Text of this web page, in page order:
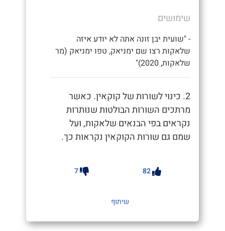
שימושים
- "שועית יבן זונה אתה לא יודע איזה
שלאקות רצו שם ימניאק, טפו ימניאק (מר
שלאקות, 2020)"
2. כינוי לשורות של קוקאין. כאשר
מרתכים השורות הבולטות שנותרות
נקראים בפי הבנאים שלאקות, ועל
שמם גם שורות הקוקאין נקראות כך.
82
7
שיתוף